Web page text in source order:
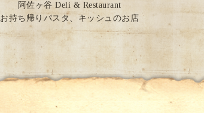
阿佐ヶ谷 Deli & Restaurant
お持ち帰りパスタ、キッシュのお店